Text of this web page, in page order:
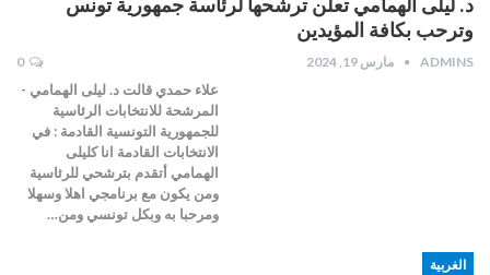
د. ليلى الهمامي تعلن ترشحها لرئاسة جمهورية تونس
وترحب بكافة المؤيدين
ADMINS مارس 19, 2024 0
علاء حمدي قالت د. ليلى الهمامي -
المرشحة للانتخابات الرئاسية
للجمهورية التونسية القادمة : في
الانتخابات القادمة انا كليلى
الهمامي أتقدم بترشحي للرئاسية
ومن يكون مع برنامجي اهلا وسهلا
ومرحبا به وبكل تونسي ومن…
الغربية